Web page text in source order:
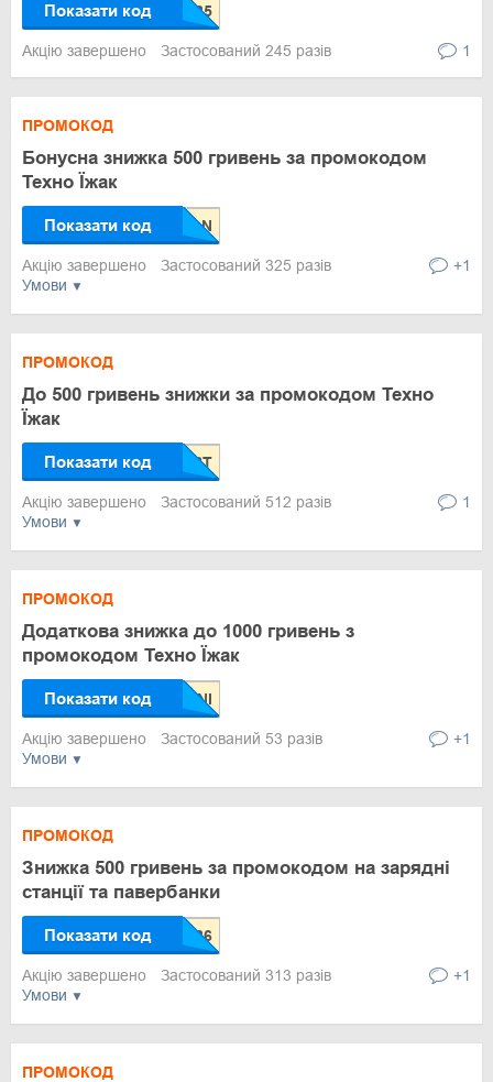
Показати код
Акцію завершено Застосований 245 разів 1
Умови
ПРОМОКОД
Бонусна знижка 500 гривень за промокодом
Техно Їжак
Показати код
Акцію завершено Застосований 325 разів +1
Умови
ПРОМОКОД
До 500 гривень знижки за промокодом Техно
Їжак
Показати код
Акцію завершено Застосований 512 разів 1
Умови
ПРОМОКОД
Додаткова знижка до 1000 гривень з
промокодом Техно Їжак
Показати код
Акцію завершено Застосований 53 разів +1
Умови
ПРОМОКОД
Знижка 500 гривень за промокодом на зарядні
станції та павербанки
Показати код
Акцію завершено Застосований 313 разів +1
ПРОМОКОД